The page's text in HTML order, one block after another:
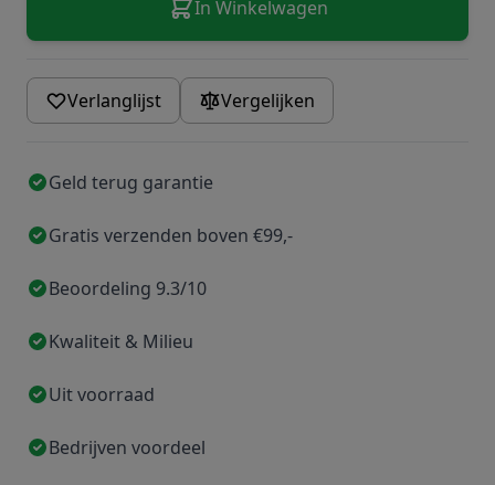
In Winkelwagen
Verlanglijst Vergelijken
Geld terug garantie
Gratis verzenden boven €99,-
Beoordeling 9.3/10
Kwaliteit & Milieu
Uit voorraad
Bedrijven voordeel